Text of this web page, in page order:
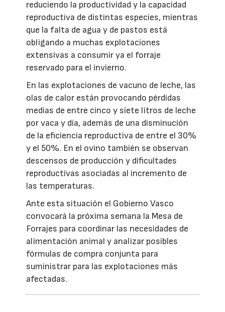
reduciendo la productividad y la capacidad
reproductiva de distintas especies, mientras
que la falta de agua y de pastos está
obligando a muchas explotaciones
extensivas a consumir ya el forraje
reservado para el invierno.
En las explotaciones de vacuno de leche, las
olas de calor están provocando pérdidas
medias de entre cinco y siete litros de leche
por vaca y día, además de una disminución
de la eficiencia reproductiva de entre el 30%
y el 50%. En el ovino también se observan
descensos de producción y dificultades
reproductivas asociadas al incremento de
las temperaturas.
Ante esta situación el Gobierno Vasco
convocará la próxima semana la Mesa de
Forrajes para coordinar las necesidades de
alimentación animal y analizar posibles
fórmulas de compra conjunta para
suministrar para las explotaciones más
afectadas.